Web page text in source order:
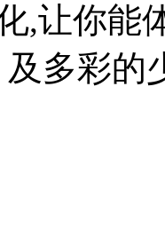
,让你能
及多彩的